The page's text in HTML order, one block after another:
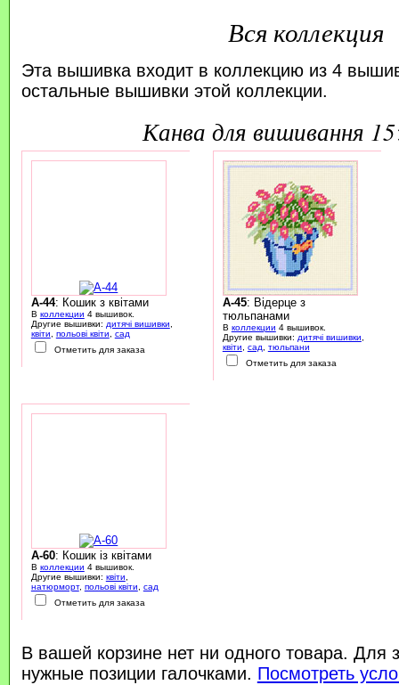
Вся коллекция
Эта вышивка входит в коллекцию из 4
остальные вышивки этой коллекции.
канва для вишивання
A-44: Кошик з квітами
В коллекции 4 вышивок.
Другие вышивки: дитячі вишивки,
квіти, польові квіти, сад
Отметить для заказа
A-45: Відерце з
тюльпанами
В коллекции 4 вышивок.
Другие вышивки: дитячі вишивки,
квіти, сад, тюльпани
Отметить для заказа
A-60: Кошик із квітами
В коллекции 4 вышивок.
Другие вышивки: квіти,
натюрморт, польові квіти, сад
Отметить для заказа
В вашей корзине нет ни одного товара. Для
нужные позиции галочками. Посмотреть